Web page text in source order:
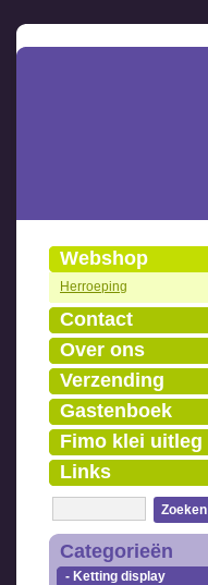
Webshop
Herroeping
Contact
Over ons
Verzending
Gastenboek
Fimo klei uitleg
Links
Zoeken
Categorieën
- Ketting display